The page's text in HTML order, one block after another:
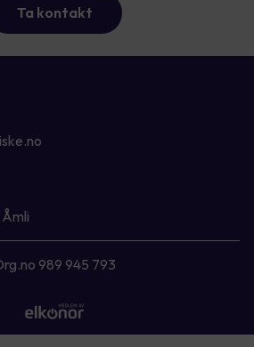
Ta kontakt
989 945 793